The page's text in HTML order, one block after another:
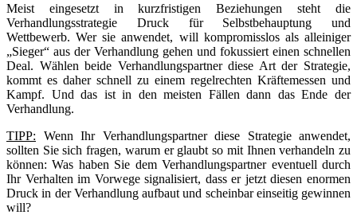
Meist eingesetzt in kurzfristigen Beziehungen steht die
Verhandlungsstrategie Druck für Selbstbehauptung und
Wettbewerb. Wer sie anwendet, will kompromisslos als alleiniger
„Sieger“ aus der Verhandlung gehen und fokussiert einen schnellen
Deal. Wählen beide Verhandlungspartner diese Art der Strategie,
kommt es daher schnell zu einem regelrechten Kräftemessen und
Kampf. Und das ist in den meisten Fällen dann das Ende der
Verhandlung.
TIPP: Wenn Ihr Verhandlungspartner diese Strategie anwendet,
sollten Sie sich fragen, warum er glaubt so mit Ihnen verhandeln zu
können: Was haben Sie dem Verhandlungspartner eventuell durch
Ihr Verhalten im Vorwege signalisiert, dass er jetzt diesen enormen
Druck in der Verhandlung aufbaut und scheinbar einseitig gewinnen
will?